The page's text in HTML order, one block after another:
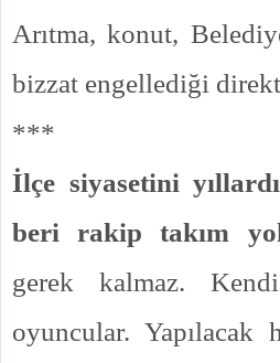
Arıtma, konut,
bizzat engellediği
***
İlçe siyasetini
beri rakip takım
gerek kalmaz.
oyuncular. Yapılacak